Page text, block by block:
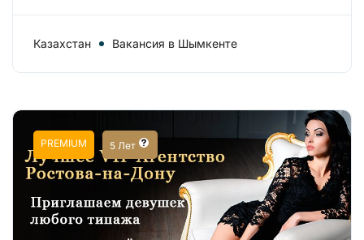
Казахстан Вакансия в Шымкенте
PREMIUM 5 Лет